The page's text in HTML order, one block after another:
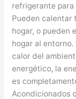
refrigerante
Pueden calentar
hogar, o pueden
hogar al
calor del
energético, la
es
Acondicionados